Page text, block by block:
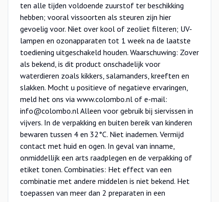
ten alle tijden voldoende zuurstof ter beschikking
hebben; vooral vissoorten als steuren zijn hier
gevoelig voor. Niet over kool of zeoliet filteren; UV-
lampen en ozonapparaten tot 1 week na de laatste
toediening uitgeschakeld houden. Waarschuwing: Zover
als bekend, is dit product onschadelijk voor
waterdieren zoals kikkers, salamanders, kreeften en
slakken. Mocht u positieve of negatieve ervaringen,
meld het ons via www.colombo.nl of e-mail:
info@colombo.nl Alleen voor gebruik bij siervissen in
vijvers. In de verpakking en buiten bereik van kinderen
bewaren tussen 4 en 32°C. Niet inademen. Vermijd
contact met huid en ogen. In geval van inname,
onmiddellijk een arts raadplegen en de verpakking of
etiket tonen. Combinaties: Het effect van een
combinatie met andere middelen is niet bekend. Het
toepassen van meer dan 2 preparaten in een